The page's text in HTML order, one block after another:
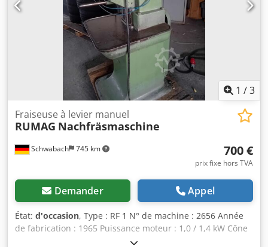
1 /3
Schwabach 745 km
Fraiseuse à levier manuel
RUMAG Nachfräsmaschine
700 €
prix fixe hors TVA
Demander Appel
État: d'occasion, Type : RF 1 N° de machine : 2656 Année
de fabrication : 1965 Puissance moteur : 1,0 / 1,4 kW Cône
de broche : MK 3 avec filetage de tirant Dimension de la